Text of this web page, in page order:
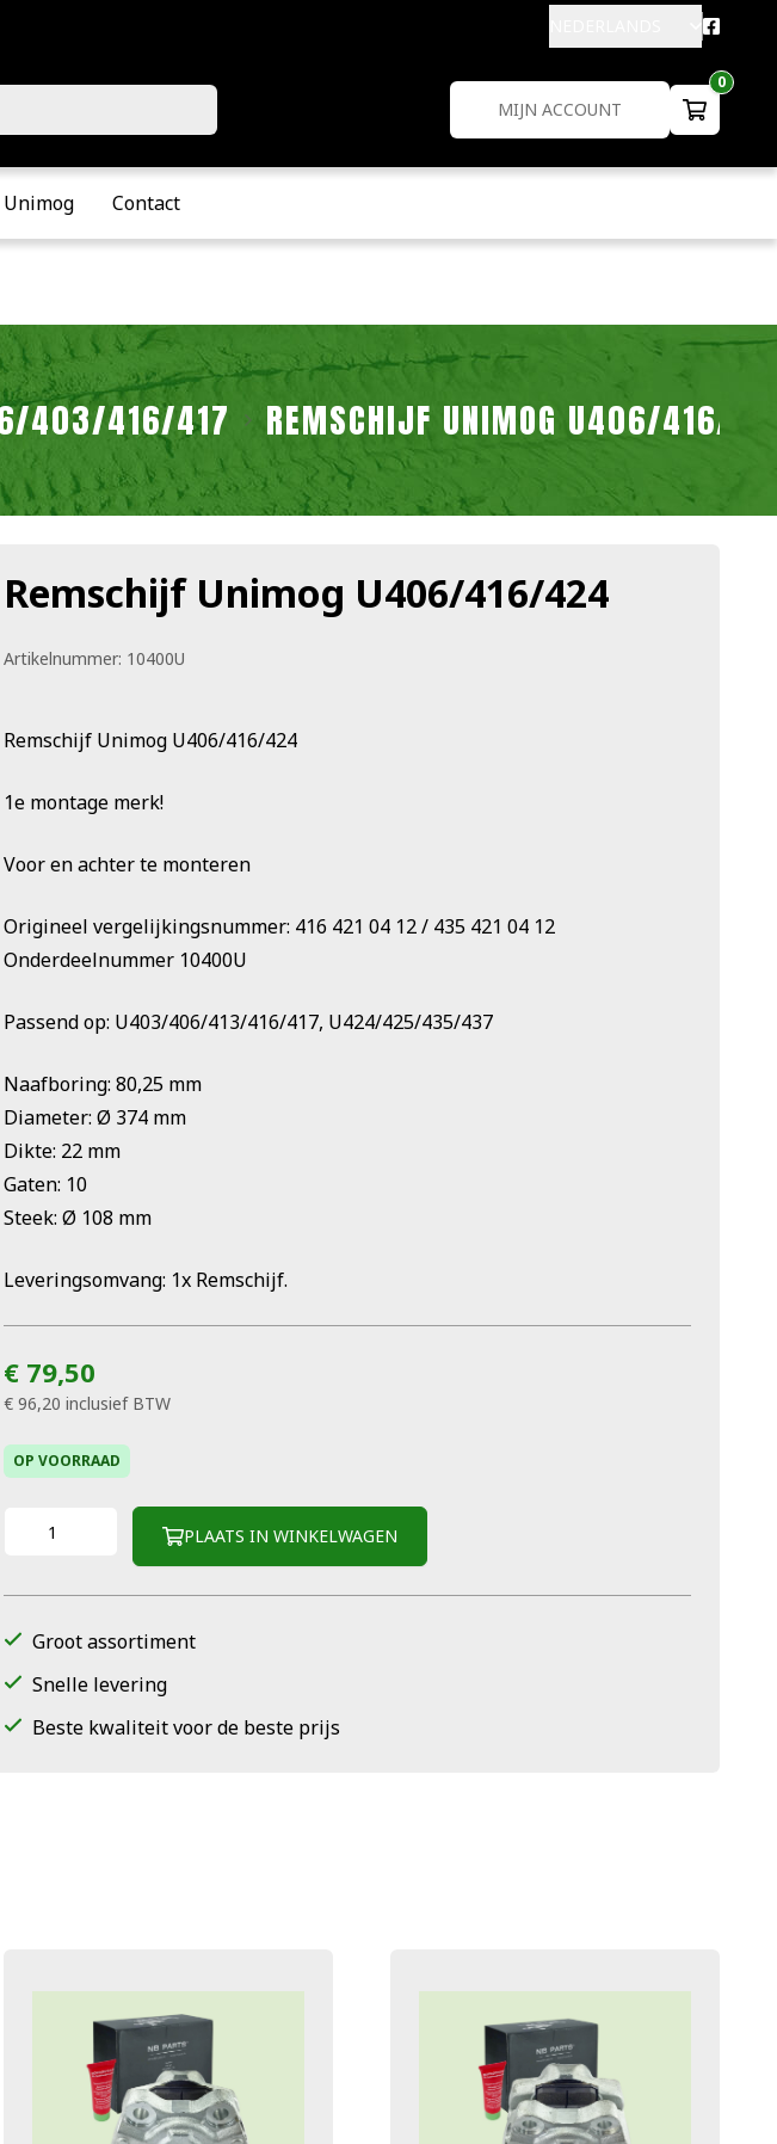
MIJN ACCOUNT
0
Contact
403/416/417 REMSCHIJF UNIMOG U406/416/
Remschijf Unimog U406/416/424
Artikelnummer: 10400U
Remschijf Unimog U406/416/424
1e montage merk!
Voor en achter te monteren
Origineel vergelijkingsnummer: 416 421 04 12 / 435 421 04 12
Onderdeelnummer 10400U
Passend op: U403/406/413/416/417, U424/425/435/437
Naafboring: 80,25 mm
Diameter: Ø 374 mm
Dikte: 22 mm
Gaten: 10
Steek: Ø 108 mm
Leveringsomvang: 1x Remschijf.
€ 79,50
€ 96,20 inclusief BTW
OP VOORRAAD
PLAATS IN WINKELWAGEN
Groot assortiment
Snelle levering
Beste kwaliteit voor de beste prijs